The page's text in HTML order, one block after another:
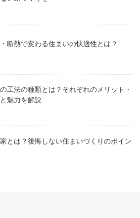
断熱で変わる住まいの快適性とは？
工法の種類とは？それぞれのメリット・
魅力を解説
とは？後悔しない住まいづくりのポイン